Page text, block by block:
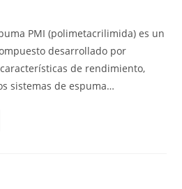
PMI (polimetacrilimida) es un
desarrollado por
de rendimiento,
sistemas de espuma…